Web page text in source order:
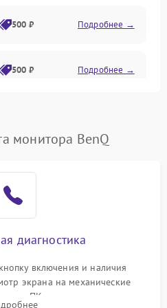
500 ₽ Подробнее →
500 ₽ Подробнее →
Подробнее →
1000 ₽
1000 ₽ Подробнее →
1000 ₽
монитора BenQ
диагностика
включения и наличия
экрана на механические
к ПК для оценки вывода